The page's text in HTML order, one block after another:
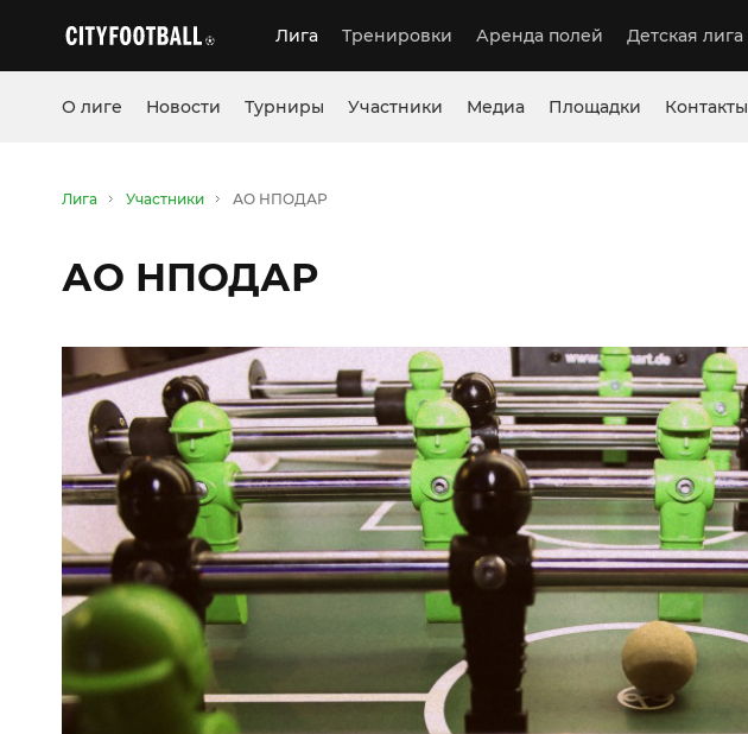
Лига Тренировки Аренда полей Детская лига
О лиге Новости Турниры Участники Медиа Площадки Контакты
Лига Участники АО НПОДАР
АО НПОДАР